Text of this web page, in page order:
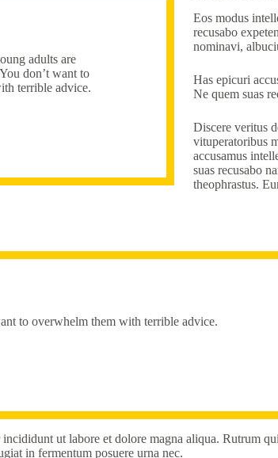
adults are
don’t want to
terrible advice.
Eos modus
recusabo
nominavi,
Has epicuri
Ne quem suas
Discere veritus
vituperatoribus
accusamus
suas recusabo
theophrastus.
to overwhelm them with terrible advice.
ut labore et dolore magna aliqua. Rutrum
in fermentum posuere urna nec.